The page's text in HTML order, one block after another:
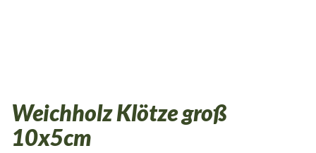
Weichholz Klötze groß
10x5cm